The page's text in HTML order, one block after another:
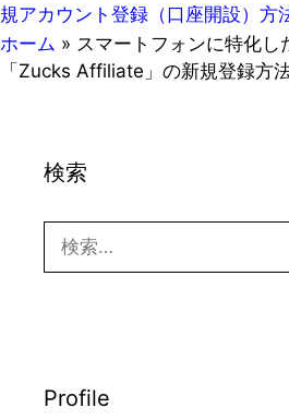
規アカウント登録（口座開設）方
ホーム » スマートフォンに特化し
「Zucks Affiliate」の新規登録方法
検索
索:
Profile